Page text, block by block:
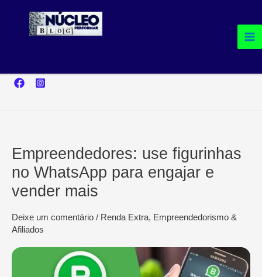
Empreendedores: use figurinhas
no WhatsApp para engajar e
vender mais
Deixe um comentário / Renda Extra, Empreendedorismo &
Afiliados